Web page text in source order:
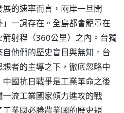
的速率而言，兩岸一旦開
一詞存在。全島都會籠罩在
射程（360公里）之內。台獨
他們的歷史盲目與無知。台
者的主導之下，徹底忽略中
國抗日戰爭是工業革命之後
流工業國家傾力進攻的戰
業國必勝農業國的歷史規